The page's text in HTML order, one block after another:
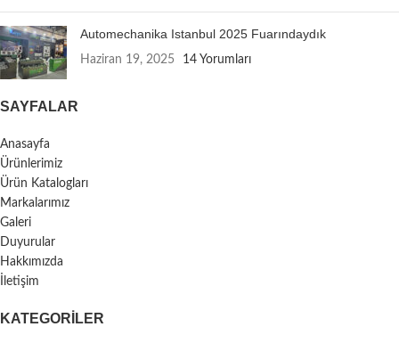
Automechanika Istanbul 2025 Fuarındaydık
Haziran 19, 2025 14 Yorumları
SAYFALAR
Anasayfa
Ürünlerimiz
Ürün Katalogları
Markalarımız
Galeri
Duyurular
Hakkımızda
İletişim
KATEGORILER